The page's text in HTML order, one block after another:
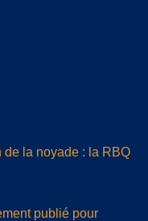
la noyade : la RBQ
publié pour